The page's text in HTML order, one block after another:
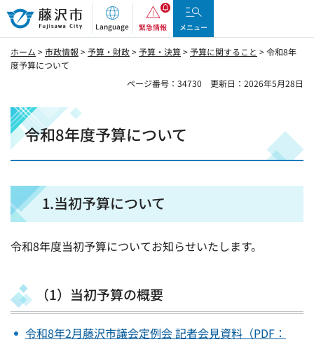
藤沢市
Language 緊急情報 メニュー
ホーム >市政情報 >予算・財政>予算・決算>予算に関すること > 令和8年
度予算について
ページ番号：34730
更新日：2026年5月28日
令和8年度予算について
1.当初予算について
令和8年度当初予算についてお知らせいたします。
（1）当初予算の概要
令和8年2月藤沢市議会定例会 記者会見資料（PDF：